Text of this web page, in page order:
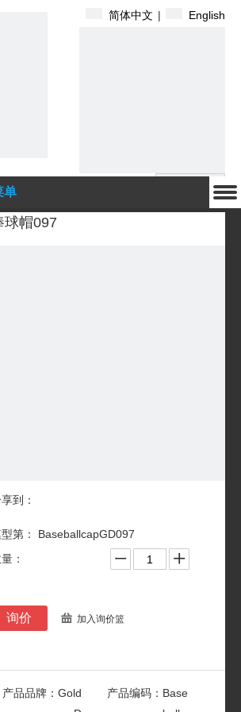
简体中文 | English
单
球帽097
到：
第： BaseballcapGD097
：
询价 加入询价篮
产品品牌： Gold
产品编码： Base